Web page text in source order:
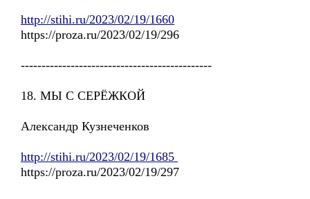
http://stihi.ru/2023/02/19/1660
https://proza.ru/2023/02/19/296
----------------------------------------------
18. МЫ С СЕРЁЖКОЙ
Александр Кузнеченков
http://stihi.ru/2023/02/19/1685
https://proza.ru/2023/02/19/297